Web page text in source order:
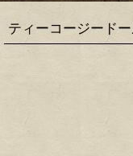
ティーコージード